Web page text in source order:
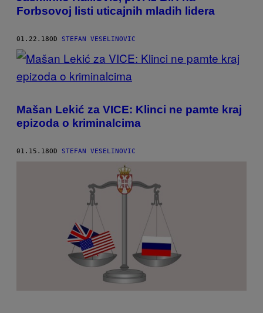
Forbsovoj listi uticajnih mladih lidera
01.22.18OD STEFAN VESELINOVIC
Mašan Lekić za VICE: Klinci ne pamte kraj
epizoda o kriminalcima
01.15.18OD STEFAN VESELINOVIC